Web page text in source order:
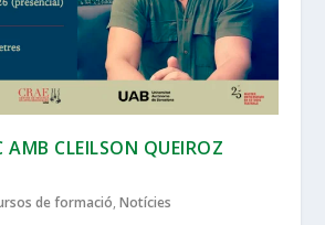
AMB CLEILSON QUEIROZ
de formació,Notícies